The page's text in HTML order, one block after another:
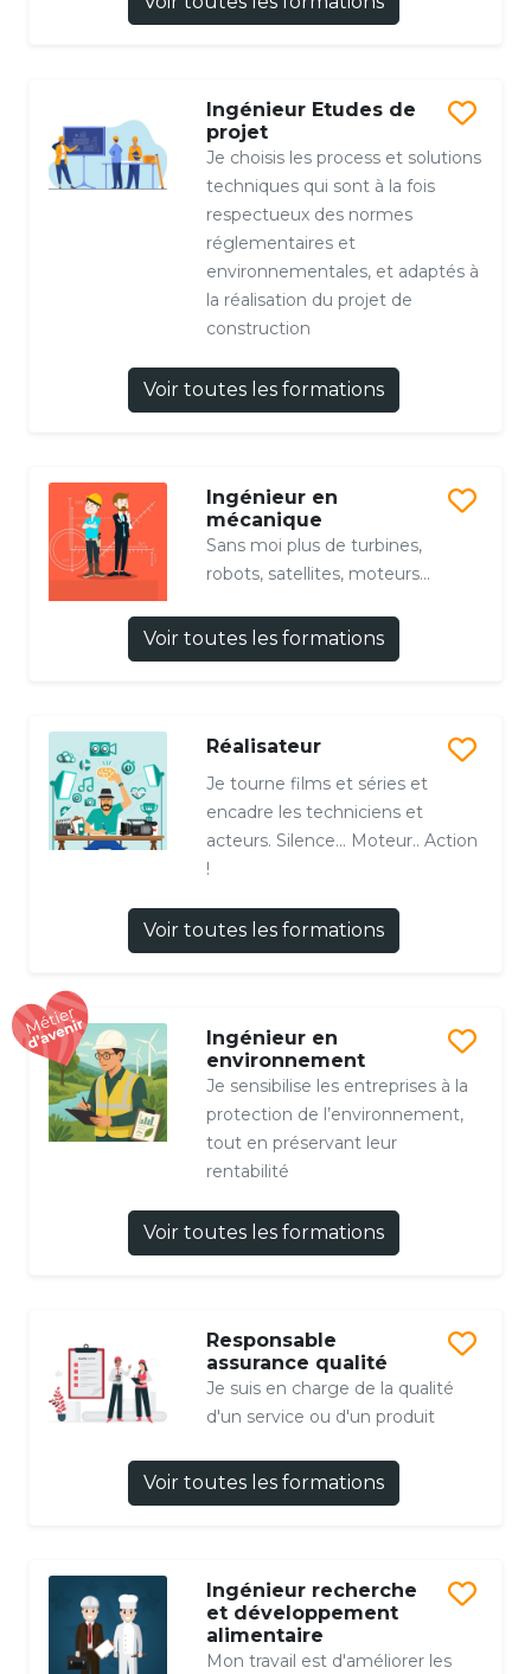
Ingénieur Etudes de
projet
Je choisis les process et solutions
techniques qui sont à la fois
respectueux des normes
réglementaires et
environnementales, et adaptés à
la réalisation du projet de
construction
Voir toutes les formations
Ingénieur en
mécanique
Sans moi plus de turbines,
robots, satellites, moteurs...
Voir toutes les formations
Réalisateur
Je tourne films et séries et
encadre les techniciens et
acteurs. Silence... Moteur.. Action
!
Voir toutes les formations
Ingénieur en
environnement
Je sensibilise les entreprises à la
protection de l’environnement,
tout en préservant leur
rentabilité
Voir toutes les formations
Responsable
assurance qualité
Je suis en charge de la qualité
d'un service ou d'un produit
Voir toutes les formations
Ingénieur recherche
et développement
alimentaire
Mon travail est d'améliorer les